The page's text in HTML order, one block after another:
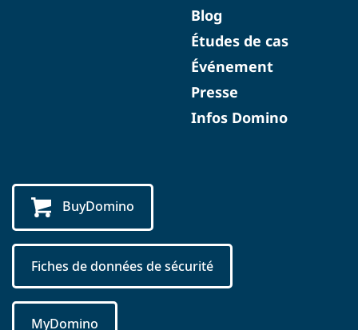
Blog
Études de cas
Événement
Presse
Infos Domino
BuyDomino
Fiches de données de sécurité
MyDomino